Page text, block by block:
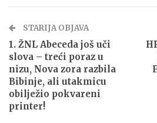
STARIJA OBJAVA
1. ŽNL Abeceda još uči
slova – treći poraz u
nizu, Nova zora razbila
Bibinje, ali utakmicu
obilježio pokvareni
printer!